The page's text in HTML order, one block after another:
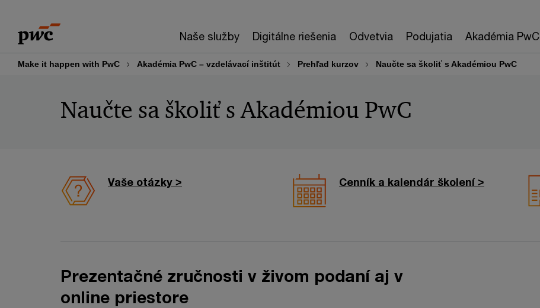
content
footer
Naše služby Digitálne riešenia Odvetvia Podujatia Akadémia PwC
Make it happen with PwC Akadémia PwC – vzdelávací inštitút Prehľad kurzov Naučte sa školiť s Akadémiou PwC
Naučte sa školiť s Akadémiou PwC
Vaše otázky > Cenník a kalendár školení >
Prezentačné zručnosti v živom podaní aj v
online priestore